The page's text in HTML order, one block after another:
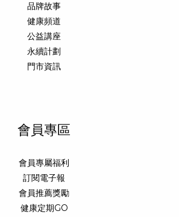
品牌故事
健康頻道
公益講座
永續計劃
門市資訊
會員專區
會員專屬福利
訂閱電子報
會員推薦獎勵
健康定期GO